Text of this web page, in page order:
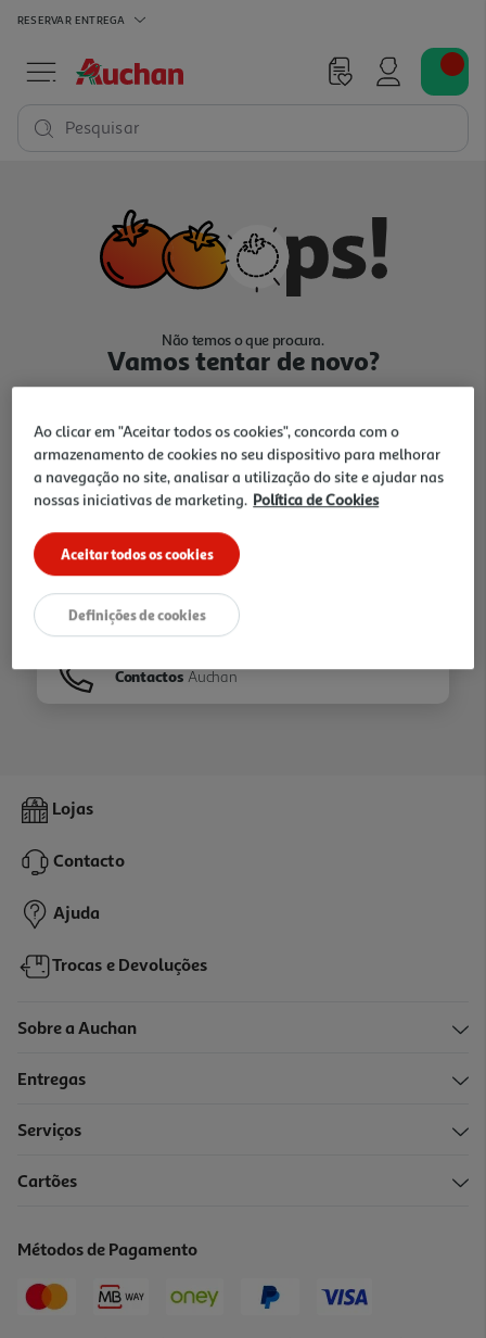
RESERVAR ENTREGA
Pesquisar
Não temos o que procura.
Vamos tentar de novo?
Ir para Homepage
Folhetos
Contactos Auchan
Lojas
Contacto
Ajuda
Trocas e Devoluções
Sobre a Auchan
Entregas
Serviços
Cartões
Métodos de Pagamento
Ao clicar em "Aceitar todos os cookies", concorda com o
armazenamento de cookies no seu dispositivo para melhorar
a navegação no site, analisar a utilização do site e ajudar nas
nossas iniciativas de marketing. Política de Cookies
Aceitar todos os cookies
Definições de cookies